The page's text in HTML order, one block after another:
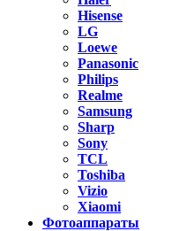
Hisense
LG
Loewe
Panasonic
Philips
Realme
Samsung
Sharp
Sony
TCL
Toshiba
Vizio
Xiaomi
Фотоаппараты